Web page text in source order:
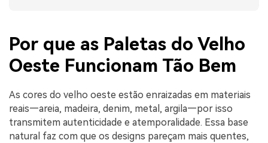
Por que as Paletas do Velho
Oeste Funcionam Tão Bem
As cores do velho oeste estão enraizadas em materiais
reais—areia, madeira, denim, metal, argila—por isso
transmitem autenticidade e atemporalidade. Essa base
natural faz com que os designs pareçam mais quentes,